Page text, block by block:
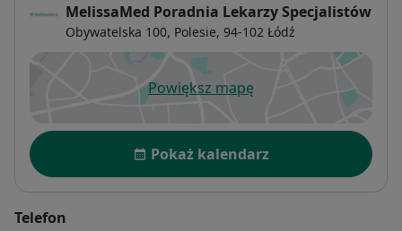
MelissaMed Poradnia Lekarzy Specjalistów
Obywatelska 100, Polesie, 94-102 Łódź
Powiększ mapęotwiera się w nowej karcie
Dostępność
Pokaż kalendarz
Telefon